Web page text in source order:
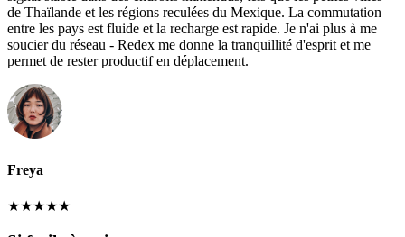
de Thaïlande et les régions reculées du Mexique. La commutation
entre les pays est fluide et la recharge est rapide. Je n'ai plus à me
soucier du réseau - Redex me donne la tranquillité d'esprit et me
permet de rester productif en déplacement.
Freya
★★★★★